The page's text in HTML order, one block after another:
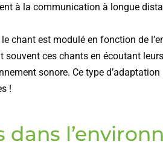
à la communication à longue
chant est modulé en fonction de
souvent ces chants en écoutant
sonore. Ce type
!